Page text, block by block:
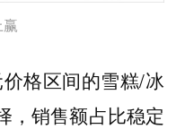
格区间的雪糕/冰
，销售额占比稳定